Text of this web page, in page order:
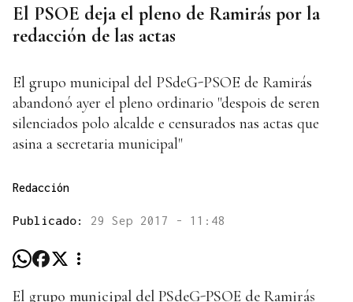
El PSOE deja el pleno de Ramirás por la
redacción de las actas
El grupo municipal del PSdeG-PSOE de Ramirás
abandonó ayer el pleno ordinario "despois de seren
silenciados polo alcalde e censurados nas actas que
asina a secretaria municipal"
Redacción
Publicado: 29 Sep 2017 - 11:48
El grupo municipal del PSdeG-PSOE de Ramirás